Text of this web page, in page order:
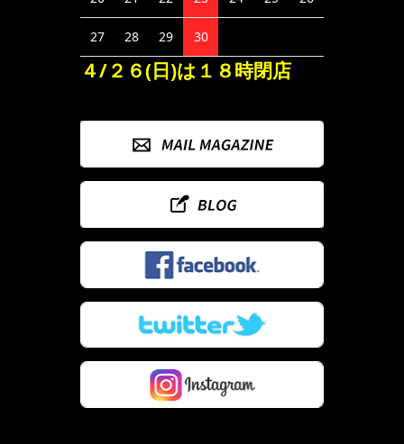
27 28 29 30
４/２６(日)は１８時閉店